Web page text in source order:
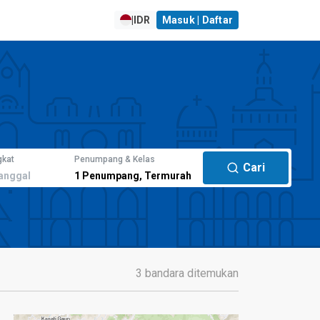
| IDR Masuk | Daftar
Penumpang & Kelas
1 Penumpang, Termurah
Cari
3 bandara ditemukan